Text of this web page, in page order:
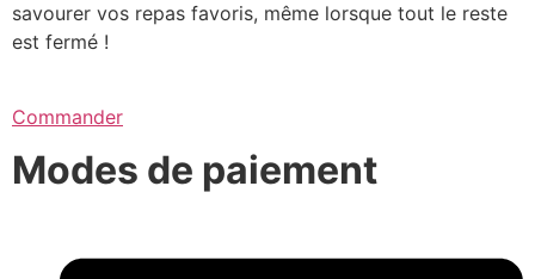
savourer vos repas favoris, même lorsque tout le reste
est fermé !
Commander
Modes de paiement